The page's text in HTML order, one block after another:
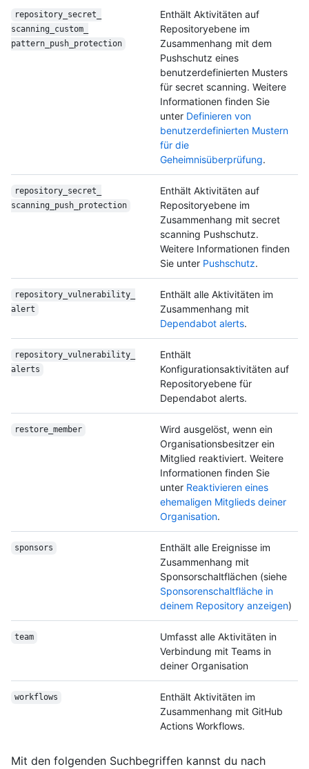
repository_secret_
scanning_custom_
pattern_push_ protection
Enthält Aktivitäten auf
Repositoryebene im
Zusammenhang mit dem
Pushschutz eines
benutzerdefinierten Musters
für secret scanning. Weitere
Informationen finden Sie
unter Definieren von
benutzerdefinierten Mustern
für die
Geheimnisüberprüfung.
repository_secret_
scanning_push_ protection
Enthält Aktivitäten auf
Repositoryebene im
Zusammenhang mit secret
scanning Pushschutz.
Weitere Informationen finden
Sie unter Pushschutz.
repository_vulnerability_
alert
Enthält alle Aktivitäten im
Zusammenhang mit
Dependabot alerts.
repository_vulnerability_
alerts
Enthält
Konfigurationsaktivitäten auf
Repositoryebene für
Dependabot alerts.
restore_member
Wird ausgelöst, wenn ein
Organisationsbesitzer ein
Mitglied reaktiviert. Weitere
Informationen finden Sie
unter Reaktivieren eines
ehemaligen Mitglieds deiner
Organisation.
sponsors
Enthält alle Ereignisse im
Zusammenhang mit
Sponsorschaltflächen (siehe
Sponsorenschaltfläche in
deinem Repository anzeigen)
team
Umfasst alle Aktivitäten in
Verbindung mit Teams in
deiner Organisation
workflows
Enthält Aktivitäten im
Zusammenhang mit GitHub
Actions Workflows.
Mit den folgenden Suchbegriffen kannst du nach